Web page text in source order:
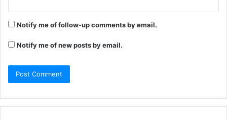
Notify me of follow-up comments by email.
Notify me of new posts by email.